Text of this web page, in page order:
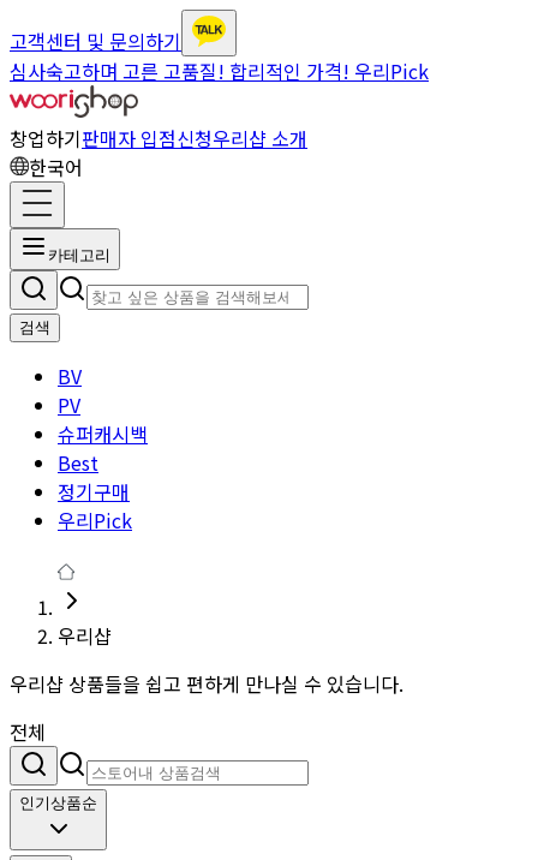
고객센터 및 문의하기
심사숙고하며 고른 고품질! 합리적인 가격! 우리Pick
창업하기판매자 입점신청우리샵 소개
한국어
카테고리
검색
BV
PV
슈퍼캐시백
Best
정기구매
우리Pick
우리샵
우리샵 상품들을 쉽고 편하게 만나실 수 있습니다.
전체
인기상품순